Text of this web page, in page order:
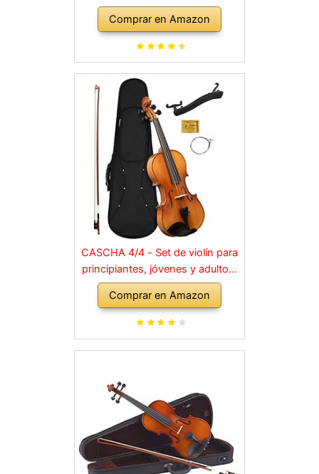
Comprar en Amazon
CASCHA 4/4 - Set de violín para
principiantes, jóvenes y adultos,
violín macizo con arco, colofonia,
cuerdas de repuesto, soporte
para hombro, maletín, abeto
Comprar en Amazon